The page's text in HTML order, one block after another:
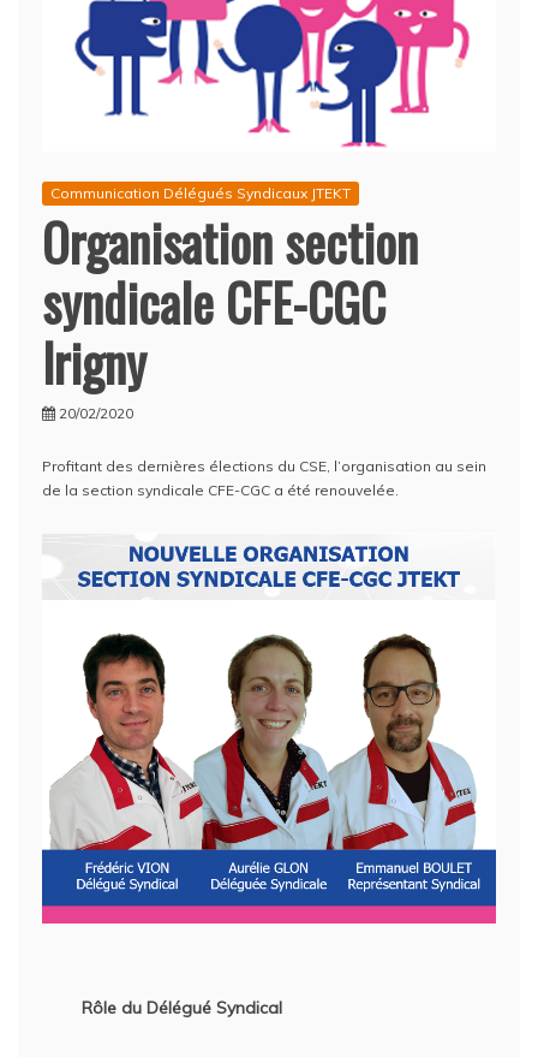
Communication Délégués Syndicaux JTEKT
Organisation section
syndicale CFE-CGC
Irigny
20/02/2020
Profitant des dernières élections du CSE, l’organisation au sein
de la section syndicale CFE-CGC a été renouvelée.
Rôle du Délégué Syndical